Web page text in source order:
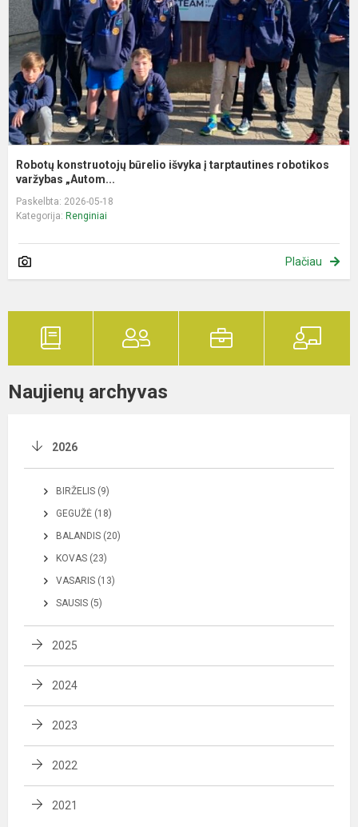
Robotų konstruotojų būrelio išvyka į tarptautines robotikos
varžybas „Autom...
Paskelbta: 2026-05-18
Kategorija: Renginiai
Plačiau
Naujienų archyvas
2026
BIRŽELIS (9)
GEGUŽĖ (18)
BALANDIS (20)
KOVAS (23)
VASARIS (13)
SAUSIS (5)
2025
2024
2023
2022
2021